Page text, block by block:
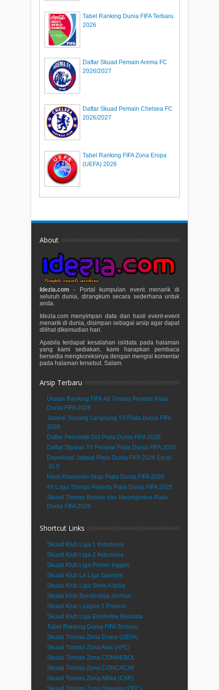
Tabel Ranking Dunia FIFA Terbaru
2026
Daftar Skuad Pemain Arema FC
2026/2027
Daftar Skuad Pemain Chelsea FC
2026/2027
Tabel Ranking FIFA Zona Eropa
(UEFA) 2026
About
Idezia.com - Portal kumpulan event menarik di
seluruh dunia, dirangkum secara sederhana untuk
anda.
Idezia.com menyimpan data dan hasil event-event
menarik di dunia, disimpan sebagai arsip agar dapat
dilihat dikemudian hari.
Apabila terdapat kesalahan isi/data pada halaman
yang kami sediakan, kami harapkan pembaca
bersedia mengkoreksinya dengan mengisi komentar
pada halaman tersebut. Salam.
Arsip Terbaru
Urutan Ranking FIFA 48 Timnas Peserta Piala
Dunia FIFA 2026
Jadwal Siarang Langsung TV Piala Dunia FIFA
2026
Daftar Pencetak Gol Piala Dunia FIFA 2026
Daftar Stasiun TV Penyiar Piala Dunia FIFA 2026
Download Jadwal Piala Dunia FIFA 2026 Excel
.XLS
Hasil Klasemen Grup Piala Dunia FIFA 2026
48 Logo Timnas Peserta Piala Dunia FIFA 2026
Skuad Timnas Bosnia dan Herzegovina Piala
Dunia FIFA 2026
Shortcut Links
Skuad Klub Liga 1 Indonesia
Skuad Klub Liga 2 Indonesia
Skuad Klub Liga Primer Inggris
Skuad Klub La Liga Spanyol
Skuad Klub Liga Serie A Italia
Skuad Klub Bundesliga Jerman
Skuad Klub League 1 Prancis
Skuad Klub Liga Eredivisie Belanda
Tabel Ranking Dunia FIFA Terbaru
Skuad Timnas Zona Eropa (UEFA)
Skuad Timnas Zona Asia (AFC)
Skuad Timnas Zona CONMEBOL
Skuad Timnas Zona CONCACAF
Skuad Timnas Zona Afrika (CAF)